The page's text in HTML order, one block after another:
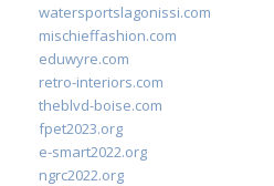
watersportslagonissi.com
mischieffashion.com
eduwyre.com
retro-interiors.com
theblvd-boise.com
fpet2023.org
e-smart2022.org
ngrc2022.org